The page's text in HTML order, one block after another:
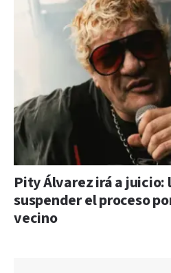
Pity Álvarez irá a
suspender el proceso
vecino